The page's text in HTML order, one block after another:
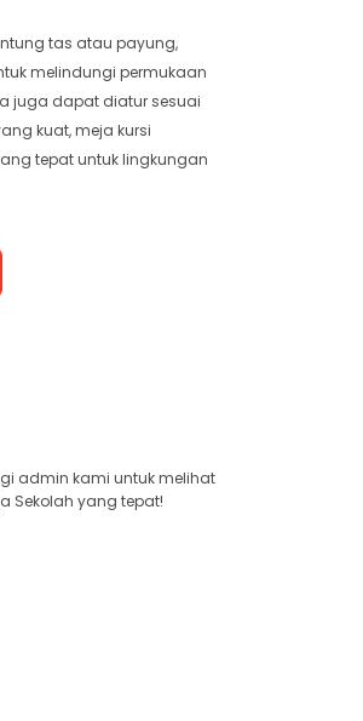
tas atau payung,
melindungi permukaan
juga dapat diatur sesuai
kuat, meja kursi
tepat untuk lingkungan
admin kami untuk melihat
Sekolah yang tepat!